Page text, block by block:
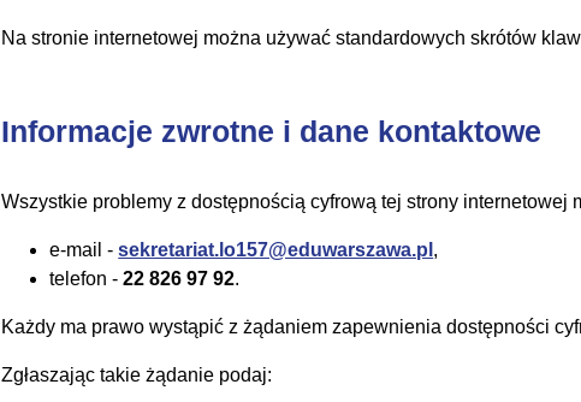
Na stronie internetowej można używać standardowych skrótów
Informacje zwrotne i dane kontaktowe
Wszystkie problemy z dostępnością cyfrową tej strony internetowej
e-mail -sekretariat.lo157@eduwarszawa.pl ,
telefon -22 826 97 92.
Każdy ma prawo wystąpić z żądaniem zapewnienia dostępności
Zgłaszając takie żądanie podaj: